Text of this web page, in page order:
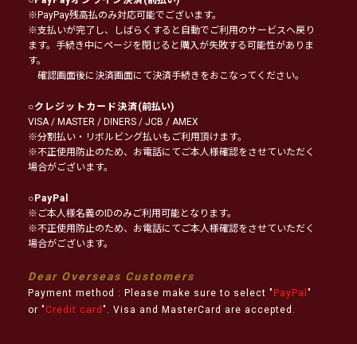
※PayPay残高払のみ対応可能でございます。
※支払いが完了し、しばらくすると自動でご利用のサービスへ戻り
ます。手続き中にページを閉じると購入が失敗する可能性がありま
す。
確認画面後に決済画面にて決済手続きをおこなってください。
○クレジットカード決済(前払い)
VISA / MASTER / DINERS / JCB / AMEX
※分割払い・リボルビング払いもご利用頂けます。
※不正使用防止のため、お電話にてご本人様確認をさせていただく
場合がございます。
○PayPal
※ご本人様名義のIDのみご利用可能となります。
※不正使用防止のため、お電話にてご本人様確認をさせていただく
場合がございます。
Dear Overseas Customers
Payment method : Please make sure to select " PayPal "
or " Credit card ". Visa and MasterCard are accepted.